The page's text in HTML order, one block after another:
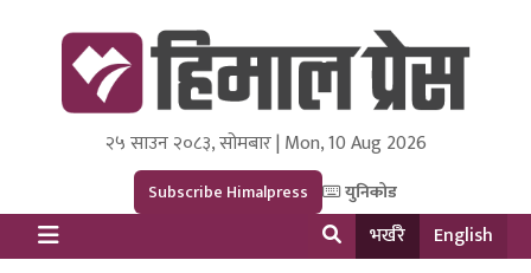
Himal Press
Dot NewsyNepal Media and Research Pvt Ltd.
२५ साउन २०८३, सोमबार | Mon, 10 Aug 2026
Subscribe Himalpress युनिकोड
भर्खरै English